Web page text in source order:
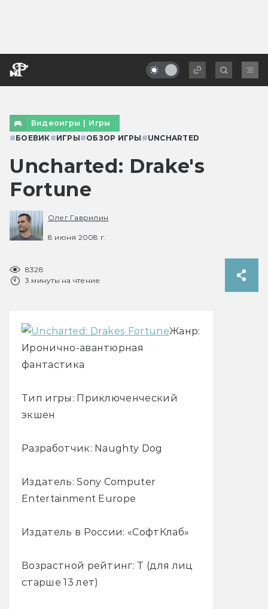
Видеоигры | Игры
#БОЕВИК#ИГРЫ#ОБЗОР ИГРЫ #UNCHARTED
Uncharted: Drake's
Fortune
Олег Гаврилин
8 июня 2008 г.
8328
3 минуты на чтение
Жанр:
Иронично-авантюрная
фантастика
Тип игры: Приключенческий
экшен
Разработчик: Naughty Dog
Издатель: Sony Computer
Entertainment Europe
Издатель в России: «СофтКлаб»
Возрастной рейтинг: T (для лиц
старше 13 лет)